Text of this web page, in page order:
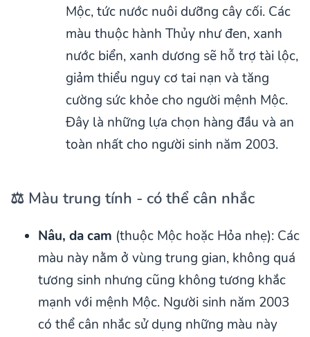
Mộc, tức nước nuôi dưỡng cây cối. Các
màu thuộc hành Thủy như đen, xanh
nước biển, xanh dương sẽ hỗ trợ tài lộc,
giảm thiểu nguy cơ tai nạn và tăng
cường sức khỏe cho người mệnh Mộc.
Đây là những lựa chọn hàng đầu và an
toàn nhất cho người sinh năm 2003.
⚖️ Màu trung tính - có thể cân nhắc
Nâu, da cam (thuộc Mộc hoặc Hỏa nhẹ): Các
màu này nằm ở vùng trung gian, không quá
tương sinh nhưng cũng không tương khắc
mạnh với mệnh Mộc. Người sinh năm 2003
có thể cân nhắc sử dụng những màu này